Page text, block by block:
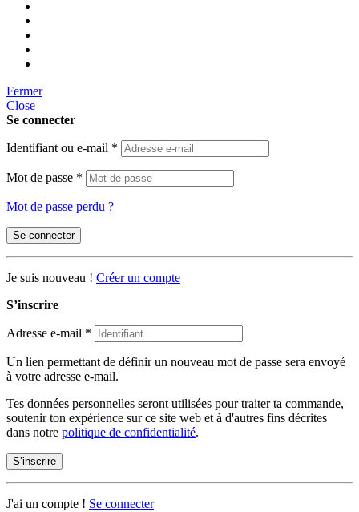
Fermer
Close
Se connecter
Identifiant ou e-mail *
Mot de passe *
Mot de passe perdu ?
Se connecter
Je suis nouveau ! Créer un compte
S’inscrire
Adresse e-mail *
Un lien permettant de définir un nouveau mot de passe sera envoyé
à votre adresse e-mail.
Tes données personnelles seront utilisées pour traiter ta commande,
soutenir ton expérience sur ce site web et à d'autres fins décrites
dans notre politique de confidentialité.
S’inscrire
J'ai un compte ! Se connecter